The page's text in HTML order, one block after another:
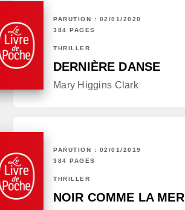
PARUTION : 02/01/2020
384 PAGES
THRILLER
DERNIÈRE DANSE
Mary Higgins Clark
PARUTION : 02/01/2019
384 PAGES
THRILLER
NOIR COMME LA MER